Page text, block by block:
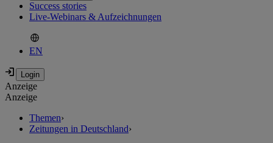
Success stories
Live-Webinars & Aufzeichnungen
EN
Anzeige
Anzeige
Themen›
Zeitungen in Deutschland›